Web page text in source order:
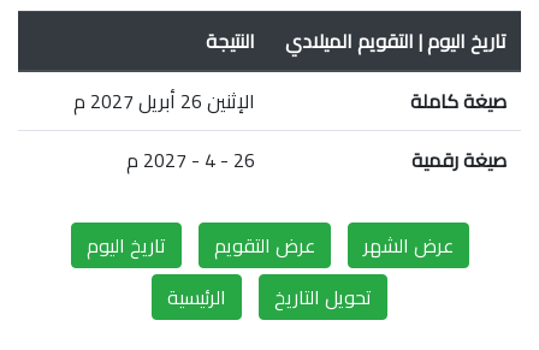
تاريخ اليوم | التقويم الميلادي
النتيجة
صيغة كاملة
الإثنين 26 أبريل 2027 م
صيغة رقمية
26 - 4 - 2027 م
عرض الشهر عرض التقويم
تاريخ اليوم
تحويل التاريخ
الرئيسية